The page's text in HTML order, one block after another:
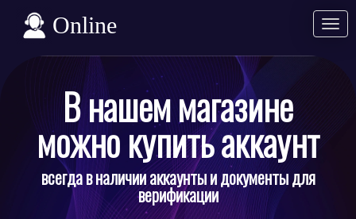
Online
В нашем магазине
можно купить аккаунт
всегда в наличии аккаунты и документы для
верификации